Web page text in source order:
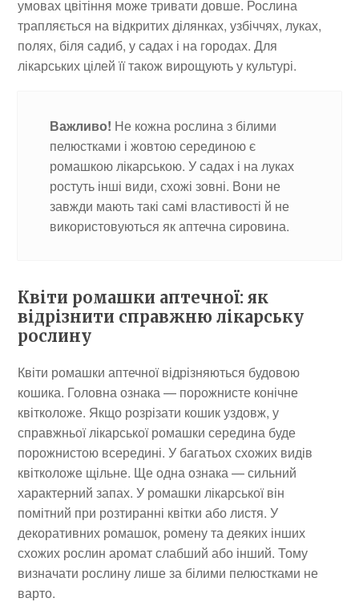
умовах цвітіння може тривати довше. Рослина
трапляється на відкритих ділянках, узбіччях, луках,
полях, біля садиб, у садах і на городах. Для
лікарських цілей її також вирощують у культурі.
Важливо! Не кожна рослина з білими
пелюстками і жовтою серединою є
ромашкою лікарською. У садах і на луках
ростуть інші види, схожі зовні. Вони не
завжди мають такі самі властивості й не
використовуються як аптечна сировина.
Квіти ромашки аптечної: як
відрізнити справжню лікарську
рослину
Квіти ромашки аптечної відрізняються будовою
кошика. Головна ознака — порожнисте конічне
квітколоже. Якщо розрізати кошик уздовж, у
справжньої лікарської ромашки середина буде
порожнистою всередині. У багатьох схожих видів
квітколоже щільне. Ще одна ознака — сильний
характерний запах. У ромашки лікарської він
помітний при розтиранні квітки або листя. У
декоративних ромашок, ромену та деяких інших
схожих рослин аромат слабший або інший. Тому
визначати рослину лише за білими пелюстками не
варто.